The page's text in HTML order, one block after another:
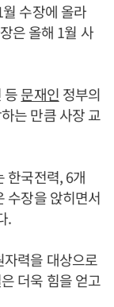
수장에 올라
은 올해 1월 사
등문재인 정부의
는 만큼 사장 교
한국전력, 6개
수장을 앉히면서
.
력을 대상으로
더욱 힘을 얻고